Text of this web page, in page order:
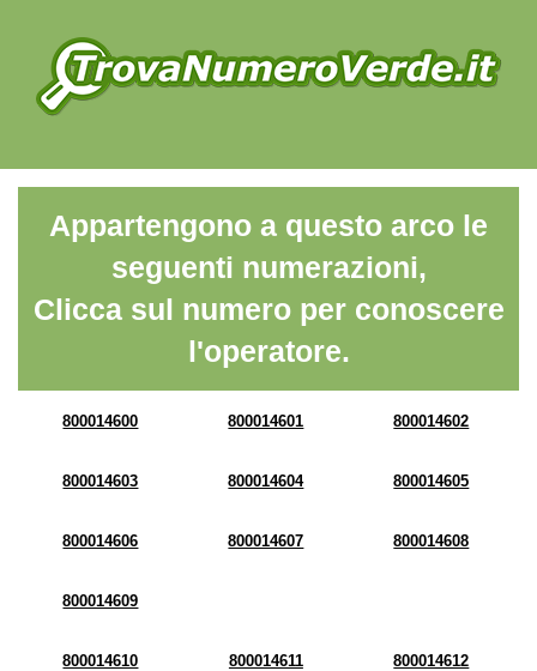
Appartengono a questo arco le
seguenti numerazioni,
Clicca sul numero per conoscere
l'operatore.
800014600 800014601 800014602
800014603 800014604 800014605
800014606 800014607 800014608
800014609
800014610 800014611 800014612